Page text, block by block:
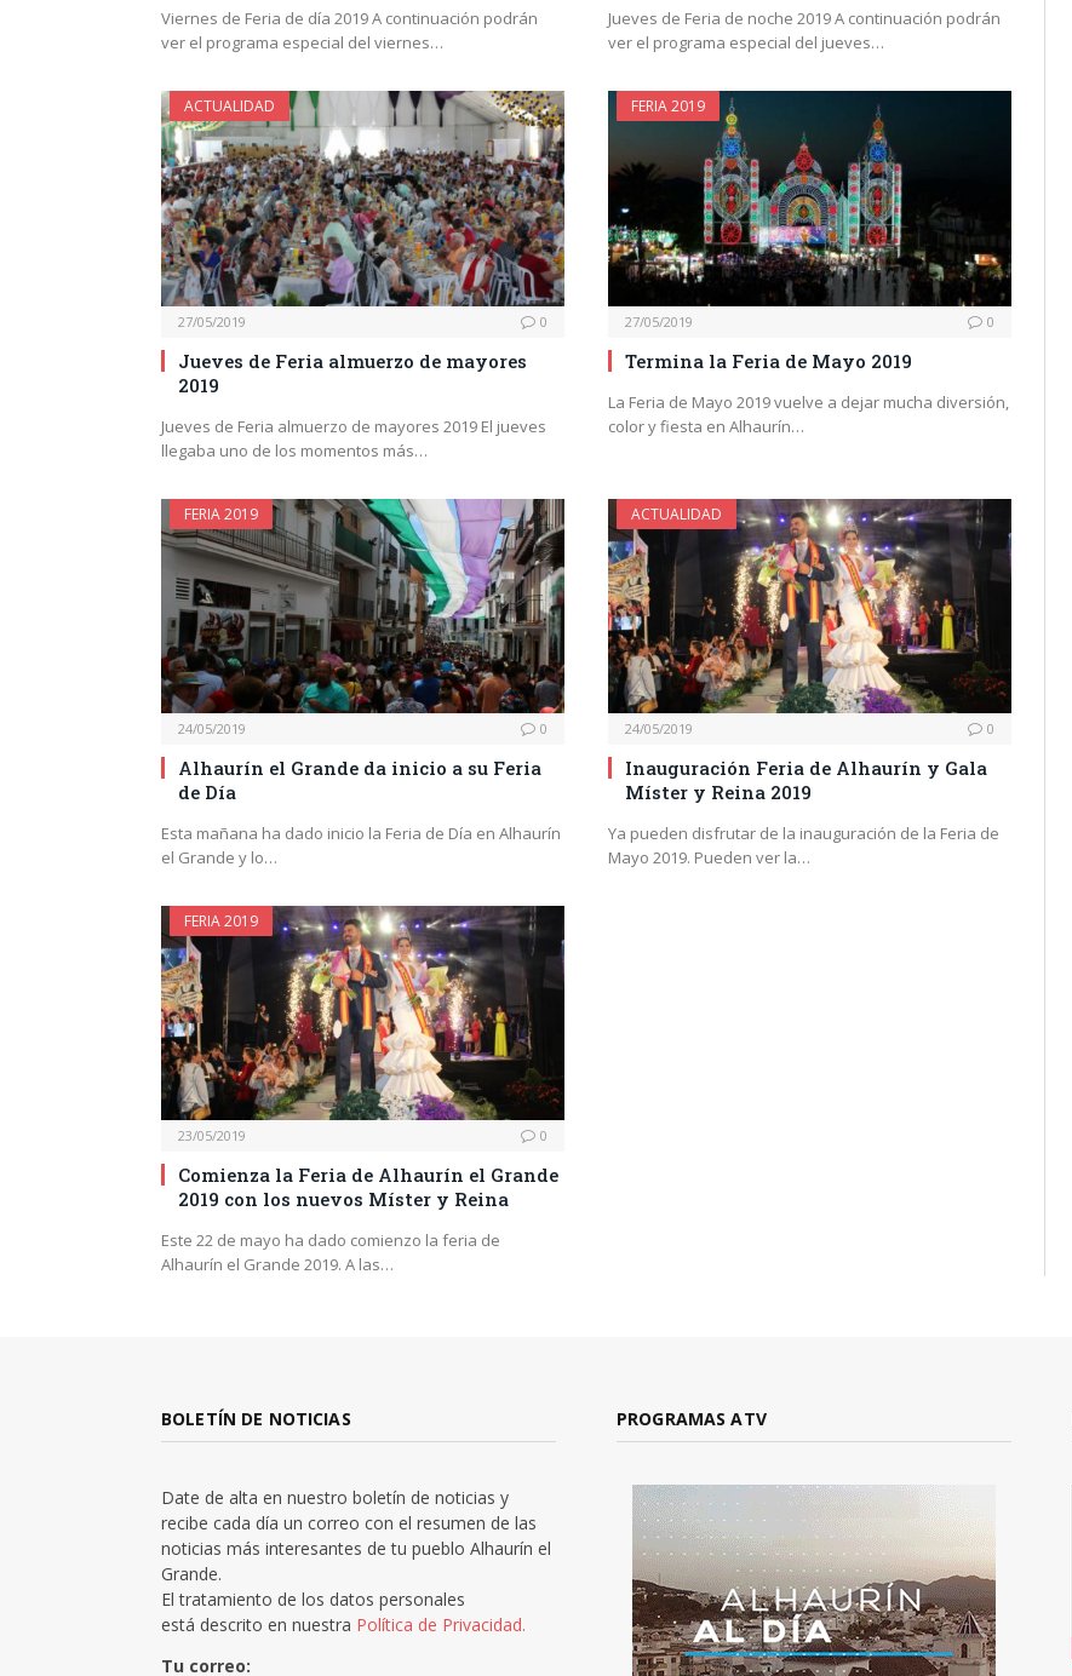
Viernes de Feria de día 2019 A continuación podrán
ver el programa especial del viernes…
Jueves de Feria de noche 2019 A continuación podrán
ver el programa especial del jueves…
ACTUALIDAD
27/05/2019 0
Jueves de Feria almuerzo de mayores
2019
Jueves de Feria almuerzo de mayores 2019 El jueves
llegaba uno de los momentos más…
FERIA 2019
27/05/2019 0
Termina la Feria de Mayo 2019
La Feria de Mayo 2019 vuelve a dejar mucha diversión,
color y fiesta en Alhaurín…
FERIA 2019
24/05/2019 0
Alhaurín el Grande da inicio a su Feria
de Día
Esta mañana ha dado inicio la Feria de Día en Alhaurín
el Grande y lo…
ACTUALIDAD
24/05/2019 0
Inauguración Feria de Alhaurín y Gala
Míster y Reina 2019
Ya pueden disfrutar de la inauguración de la Feria de
Mayo 2019. Pueden ver la…
FERIA 2019
23/05/2019 0
Comienza la Feria de Alhaurín el Grande
2019 con los nuevos Míster y Reina
Este 22 de mayo ha dado comienzo la feria de
Alhaurín el Grande 2019. A las…
BOLETÍN DE NOTICIAS
Date de alta en nuestro boletín de noticias y
recibe cada día un correo con el resumen de las
noticias más interesantes de tu pueblo Alhaurín el
Grande.
El tratamiento de los datos personales
está descrito en nuestra Política de Privacidad.
Tu correo:
PROGRAMAS ATV